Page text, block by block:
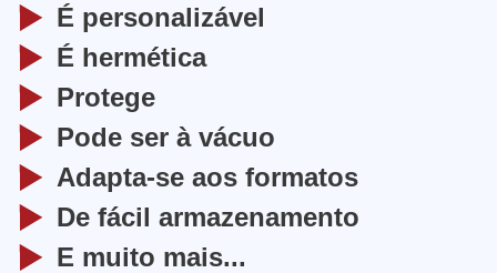
É personalizável
É hermética
Protege
Pode ser à vácuo
Adapta-se aos formatos
De fácil armazenamento
E muito mais...